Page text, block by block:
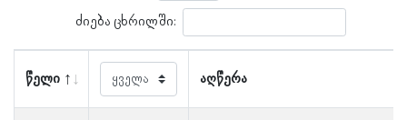
ძიება ცხრილში:
წელი აღწერა